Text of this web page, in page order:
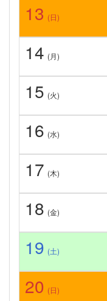
13 (日)
14 (月)
15 (火)
16 (水)
17 (木)
18 (金)
19 (土)
20 (日)